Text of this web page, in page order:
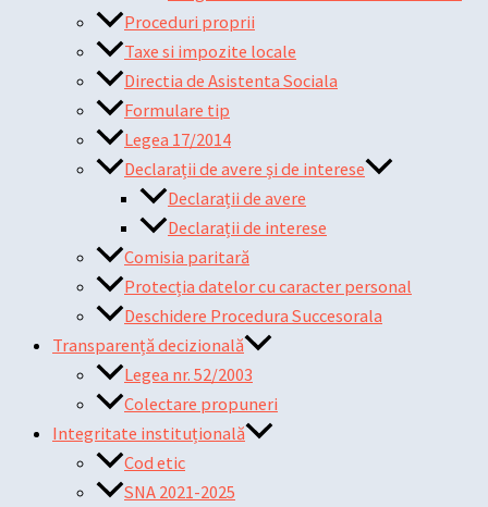
Proceduri proprii
Taxe si impozite locale
Directia de Asistenta Sociala
Formulare tip
Legea 17/2014
Declarații de avere și de interese
Declarații de avere
Declarații de interese
Comisia paritară
Protecția datelor cu caracter personal
Deschidere Procedura Succesorala
Transparență decizională
Legea nr. 52/2003
Colectare propuneri
Integritate instituțională
Cod etic
SNA 2021-2025